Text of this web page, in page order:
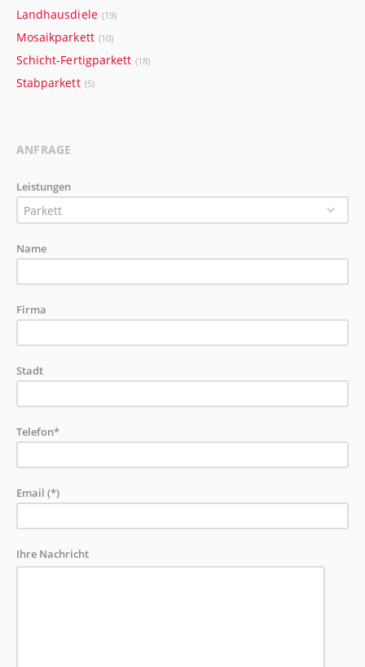
Landhausdiele (19)
Mosaikparkett (10)
Schicht-Fertigparkett (18)
Stabparkett (5)
ANFRAGE
Leistungen
Parkett
Name
Firma
Stadt
Telefon*
Email (*)
Ihre Nachricht